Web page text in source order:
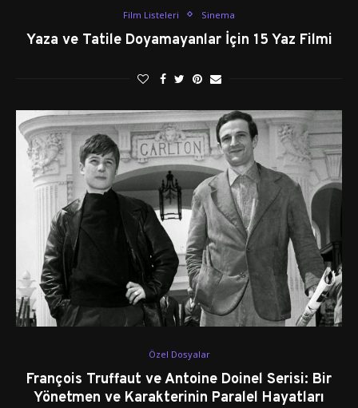
Film Listeleri Sinema
Yaza ve Tatile Doyamayanlar İçin 15 Yaz Filmi
Özel Dosyalar
François Truffaut ve Antoine Doinel Serisi: Bir
Yönetmen ve Karakterinin Paralel Hayatları